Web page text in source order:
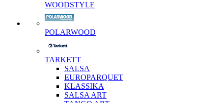
WOODSTYLE
POLARWOOD
TARKETT
SALSA
EUROPARQUET
KLASSIKA
SALSA ART